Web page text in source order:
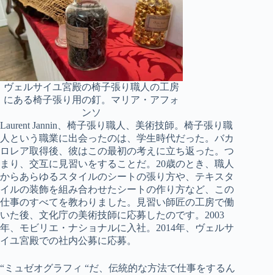
ヴェルサイユ宮殿の椅子張り職人の工房
にある椅子張り用の釘。マリア・アフォ
ンソ
Laurent Jannin、椅子張り職人、美術技師。椅子張り職
人という職業に出会ったのは、学生時代だった。バカ
ロレア取得後、彼はこの最初の考えに立ち返った。つ
まり、交互に見習いをすることだ。20歳のとき、職人
からあらゆるスタイルのシートの張り方や、テキスタ
イルの装飾を組み合わせたシートの作り方など、この
仕事のすべてを教わりました。見習い師匠の工房で働
いた後、文化庁の美術技師に応募したのです。2003
年、モビリエ・ナショナルに入社。2014年、ヴェルサ
イユ宮殿での社内公募に応募。
“ミュゼオグラフィ “だ、伝統的な方法で仕事をするん